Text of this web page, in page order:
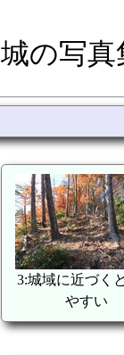
の写真
3:城域に近づく
やすい